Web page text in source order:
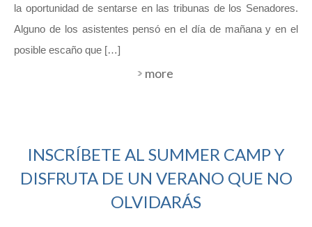
la oportunidad de sentarse en las tribunas de los Senadores.
Alguno de los asistentes pensó en el día de mañana y en el
posible escaño que […]
more
INSCRÍBETE AL SUMMER CAMP Y
DISFRUTA DE UN VERANO QUE NO
OLVIDARÁS